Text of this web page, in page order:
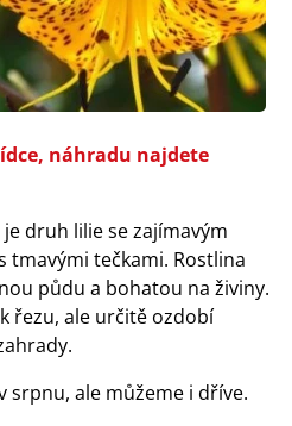
náhradu najdete
je druh lilie se zajímavým
tmavými tečkami. Rostlina
půdu a bohatou na živiny.
řezu, ale určitě ozdobí
srpnu, ale můžeme i dříve.